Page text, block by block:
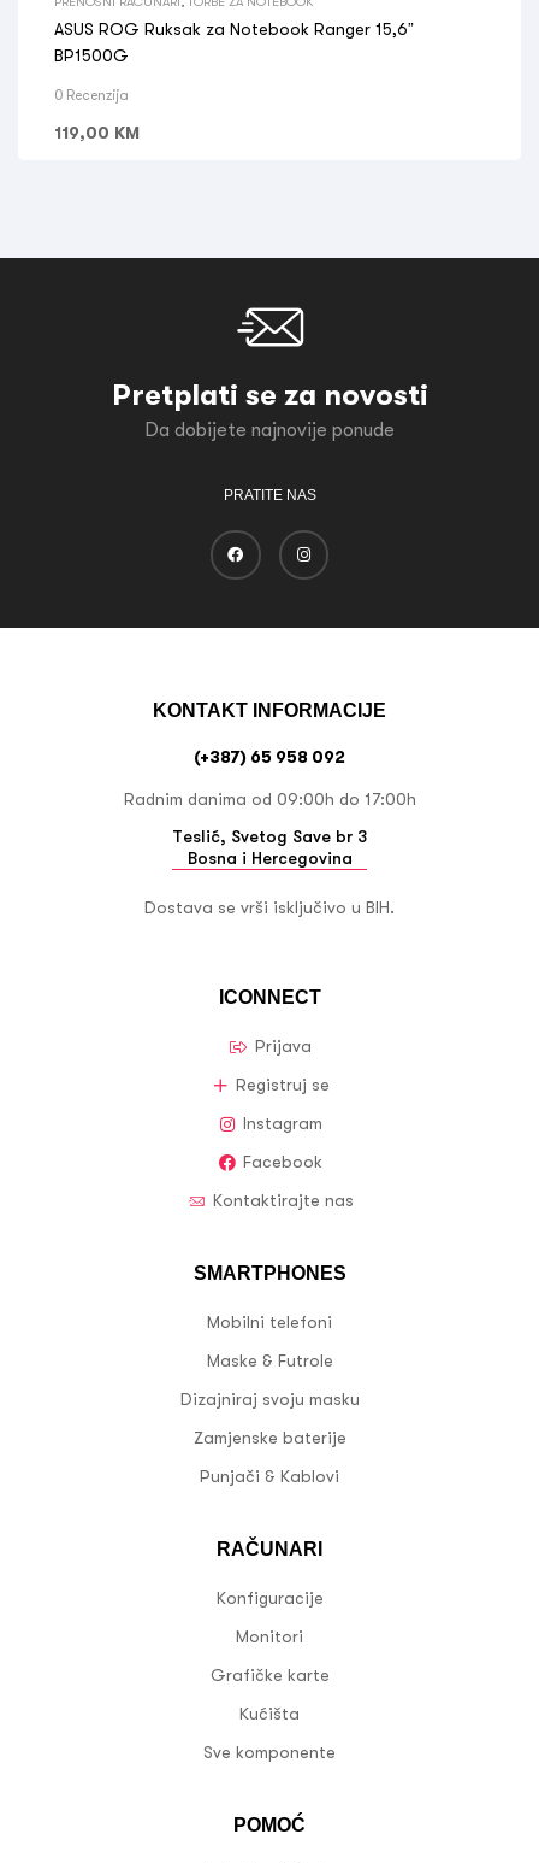
ASUS ROG Ruksak za Notebook Ranger 15,6”
BP1500G
0 Recenzija
119,00 KM
Pretplati se za novosti
Da dobijete najnovije ponude
PRATITE NAS
ICONNECT
Prijava
Registruj se
Instagram
Facebook
Kontaktirajte nas
SMARTPHONES
Mobilni telefoni
Maske & Futrole
Dizajniraj svoju masku
Zamjenske baterije
Punjači & Kablovi
RAČUNARI
Konfiguracije
Monitori
Grafičke karte
Kućišta
Sve komponente
POMOĆ
KONTAKT INFORMACIJE
(+387) 65 958 092
Radnim danima od 09:00h do 17:00h
Teslić, Svetog Save br 3
Bosna i Hercegovina
Dostava se vrši isključivo u BIH.